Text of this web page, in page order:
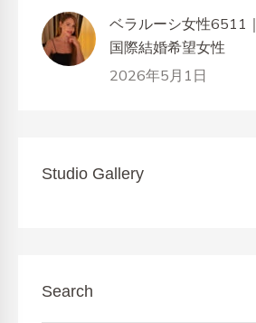
ベラルーシ女性6511
国際結婚希望女性
2026年5月1日
Studio Gallery
Search